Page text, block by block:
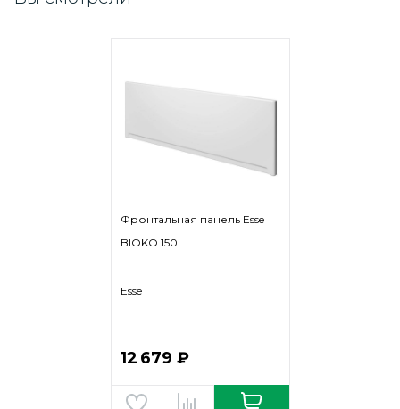
Фронтальная панель Esse
BIOKO 150
Esse
12 679 ₽